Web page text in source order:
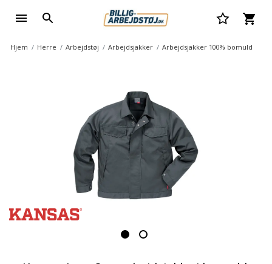
Hjem Herre Arbejdstøj Arbejdsjakker Arbejdsjakker 100% bomuld